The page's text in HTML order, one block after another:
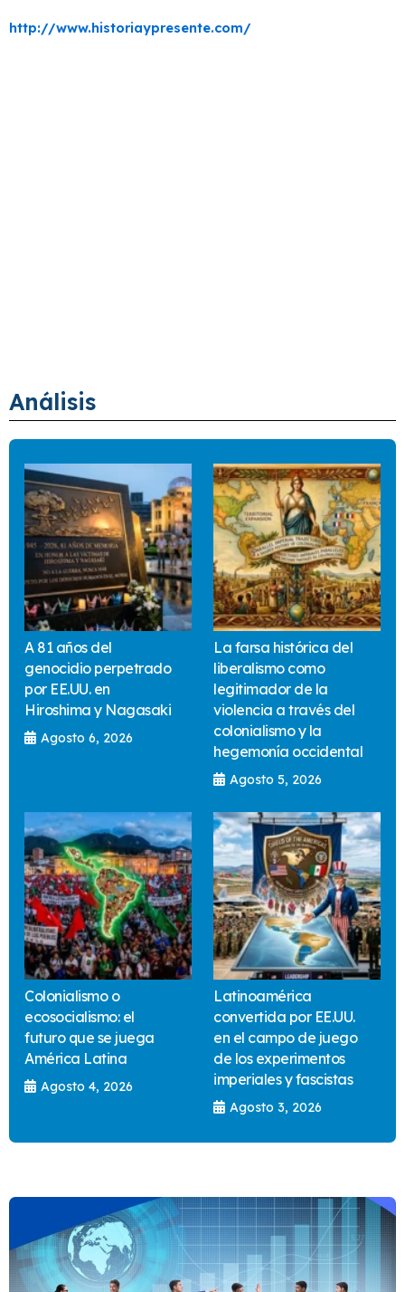
http://www.historiaypresente.com/
Análisis
A 81 años del
genocidio perpetrado
por EE.UU. en
Hiroshima y Nagasaki
Agosto 6, 2026
La farsa histórica del
liberalismo como
legitimador de la
violencia a través del
colonialismo y la
hegemonía occidental
Agosto 5, 2026
Colonialismo o
ecosocialismo: el
futuro que se juega
América Latina
Agosto 4, 2026
Latinoamérica
convertida por EE.UU.
en el campo de juego
de los experimentos
imperiales y fascistas
Agosto 3, 2026